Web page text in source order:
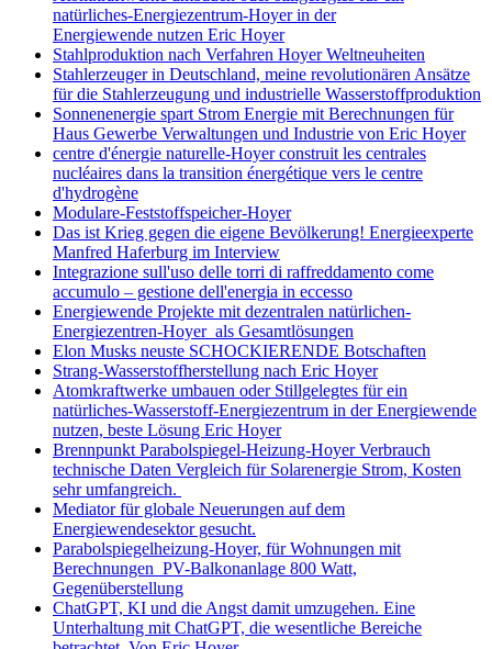
natürliches-Energiezentrum-Hoyer in der
Energiewende nutzen Eric Hoyer
Stahlproduktion nach Verfahren Hoyer Weltneuheiten
Stahlerzeuger in Deutschland, meine revolutionären Ansätze
für die Stahlerzeugung und industrielle Wasserstoffproduktion
Sonnenenergie spart Strom Energie mit Berechnungen für
Haus Gewerbe Verwaltungen und Industrie von Eric Hoyer
centre d'énergie naturelle-Hoyer construit les centrales
nucléaires dans la transition énergétique vers le centre
d'hydrogène
Modulare-Feststoffspeicher-Hoyer
Das ist Krieg gegen die eigene Bevölkerung! Energieexperte
Manfred Haferburg im Interview
Integrazione sull'uso delle torri di raffreddamento come
accumulo – gestione dell'energia in eccesso
Energiewende Projekte mit dezentralen natürlichen-
Energiezentren-Hoyer als Gesamtlösungen
Elon Musks neuste SCHOCKIERENDE Botschaften
Strang-Wasserstoffherstellung nach Eric Hoyer
Atomkraftwerke umbauen oder Stillgelegtes für ein
natürliches-Wasserstoff-Energiezentrum in der Energiewende
nutzen, beste Lösung Eric Hoyer
Brennpunkt Parabolspiegel-Heizung-Hoyer Verbrauch
technische Daten Vergleich für Solarenergie Strom, Kosten
sehr umfangreich.
Mediator für globale Neuerungen auf dem
Energiewendesektor gesucht.
Parabolspiegelheizung-Hoyer, für Wohnungen mit
Berechnungen PV-Balkonanlage 800 Watt,
Gegenüberstellung
ChatGPT, KI und die Angst damit umzugehen. Eine
Unterhaltung mit ChatGPT, die wesentliche Bereiche